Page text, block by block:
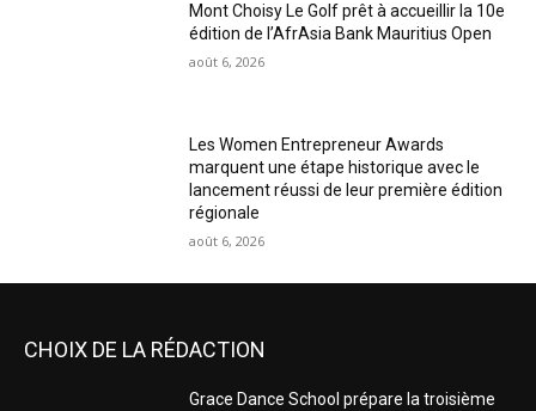
Mont Choisy Le Golf prêt à accueillir la 10e
édition de l’AfrAsia Bank Mauritius Open
août 6, 2026
Les Women Entrepreneur Awards
marquent une étape historique avec le
lancement réussi de leur première édition
régionale
août 6, 2026
CHOIX DE LA RÉDACTION
Grace Dance School prépare la troisième